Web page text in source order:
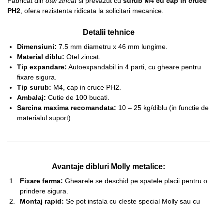
PH2 , ofera rezistenta ridicata la solicitari mecanice.
Detalii tehnice
Dimensiuni: 7.5 mm diametru x 46 mm lungime.
Material diblu: Otel zincat.
Tip expandare: Autoexpandabil in 4 parti, cu gheare pentru
fixare sigura.
Tip surub: M4, cap in cruce PH2.
Ambalaj: Cutie de 100 bucati.
Sarcina maxima recomandata: 10 – 25 kg/diblu (in functie de
materialul suport).
Avantaje dibluri Molly metalice:
Fixare ferma: Ghearele se deschid pe spatele placii pentru o
prindere sigura.
Montaj rapid: Se pot instala cu cleste special Molly sau cu